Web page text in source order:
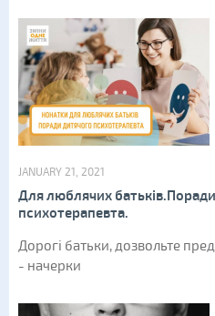
JANUARY 21, 2021
Для люблячих
психотерапевта.
Дорогі батьки, дозвольте
- начерки